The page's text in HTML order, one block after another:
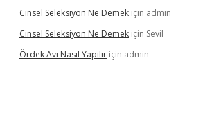
Cinsel Seleksiyon Ne Demek için admin
Cinsel Seleksiyon Ne Demek için Sevil
Ördek Avı Nasıl Yapılır için admin